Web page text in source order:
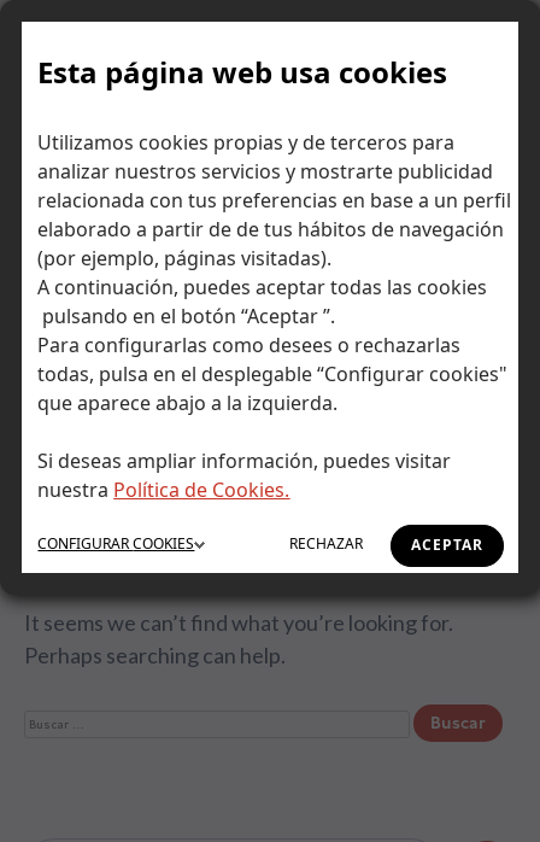
Esta página web usa cookies
Utilizamos cookies propias y de terceros para
analizar nuestros servicios y mostrarte publicidad
relacionada con tus preferencias en base a un perfil
elaborado a partir de de tus hábitos de navegación
(por ejemplo, páginas visitadas).
A continuación, puedes aceptar todas las cookies
pulsando en el botón “Aceptar ”.
Para configurarlas como desees o rechazarlas
todas, pulsa en el desplegable “Configurar cookies"
que aparece abajo a la izquierda.
Si deseas ampliar información, puedes visitar
nuestra Política de Cookies.
ACEPTAR
RECHAZAR
CONFIGURARCOOKIES
Skip
Ir a Self Bank »
El Blog de Self
Bank
No hay resultados
It seems we can’t find what you’re looking for.
Perhaps searching can help.
Buscar: